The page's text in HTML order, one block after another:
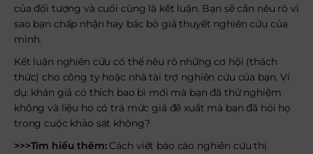
của đối tượng và cuối cùng là kết luận. Bạn sẽ cần nêu rõ vì
sao bạn chấp nhận hay bác bỏ giả thuyết nghiên cứu của
mình.
Kết luận nghiên cứu có thể nêu rõ những cơ hội (thách
thức) cho công ty hoặc nhà tài trợ nghiên cứu của bạn. Ví
dụ: khán giả có thích bao bì mới mà bạn đã thử nghiệm
không và liệu họ có trả mức giá đề xuất mà bạn đã hỏi họ
trong cuộc khảo sát không?
>>>Tìm hiểu thêm:Cách viết báo cáo nghiên cứu thị